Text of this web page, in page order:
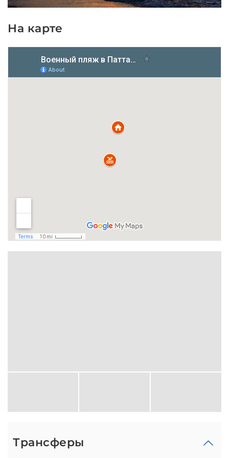
На карте
Трансфер на военный пляж
Трансферы